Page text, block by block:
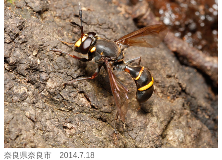
奈良県奈良市 2014.7.18